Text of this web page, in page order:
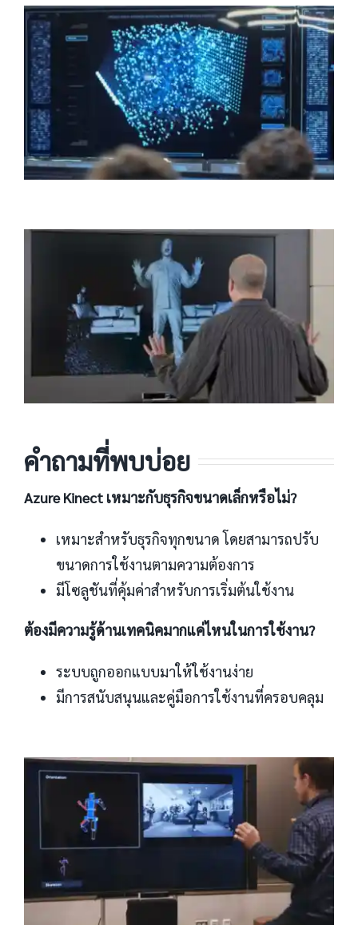
คำถามที่พบบ่อย
Azure Kinect เหมาะกับธุรกิจขนาดเล็กหรือไม่?
เหมาะสำหรับธุรกิจทุกขนาด โดยสามารถปรับ
ขนาดการใช้งานตามความต้องการ
มีโซลูชันที่คุ้มค่าสำหรับการเริ่มต้นใช้งาน
ต้องมีความรู้ด้านเทคนิคมากแค่ไหนในการใช้งาน?
ระบบถูกออกแบบมาให้ใช้งานง่าย
มีการสนับสนุนและคู่มือการใช้งานที่ครอบคลุม